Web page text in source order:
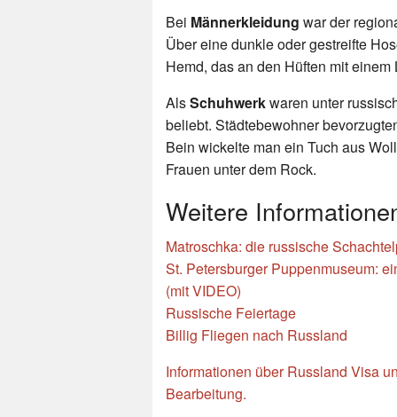
Bei Männerkleidung war der
Über eine dunkle oder gestreifte
Hemd, das an den Hüften mit
AlsSchuhwerkwaren unter
beliebt. Städtebewohner
Bein wickelte man ein Tuch aus
Frauen unter dem Rock.
Weitere
Matroschka: die russische
St. Petersburger Puppenmuseum:
(mit VIDEO)
Russische Feiertage
Billig Fliegen nach Russland
Informationen über Russland Visa
Bearbeitung.